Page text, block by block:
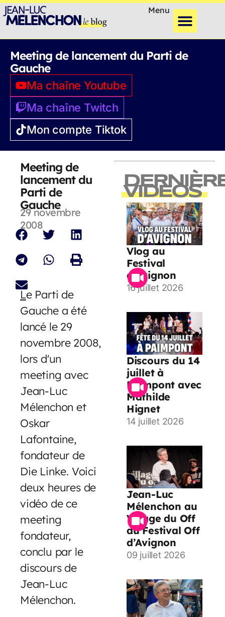
Menu
Meeting de lancement du Parti de
Gauche
Ma chaîne Youtube
Ma chaîne Twitch
Mon compte Tiktok
Meeting de
lancement du
Parti de
Gauche
29 novembre
2008
Le Parti de
Gauche a été
lancé le 29
novembre 2008,
lors d'un
meeting avec
Jean-Luc
Mélenchon et
Oskar
Lafontaine,
fondateur de
Die Linke. Voici
deux heures de
vidéo de ce
meeting
fondateur,
conclu par le
discours de
Jean-Luc
Mélenchon.
VIDEOS
Vlog au
Festival
d’Avignon
16 juillet 2026
Discours du 14
juillet à
Paimpont avec
Mathilde
Hignet
14 juillet 2026
Jean-Luc
Mélenchon au
Village du Off
du Festival Off
d’Avignon
09 juillet 2026